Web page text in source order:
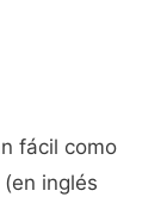
fácil como
inglés